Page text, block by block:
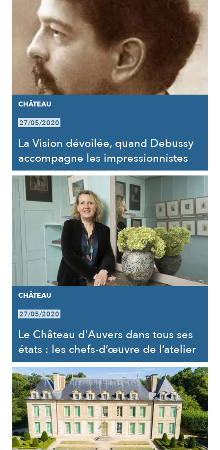
CHÂTEAU
27/05/2020
La Vision dévoilée, quand Debussy
accompagne les impressionnistes
CHÂTEAU
27/05/2020
Le Château d'Auvers dans tous ses
états : les chefs-d’œuvre de l’atelier